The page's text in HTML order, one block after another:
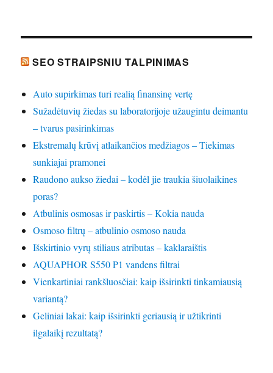
SEO STRAIPSNIU TALPINIMAS
Auto supirkimas turi realią finansinę vertę
Sužadėtuvių žiedas su laboratorijoje užaugintu deimantu
– tvarus pasirinkimas
Ekstremalų krūvį atlaikančios medžiagos – Tiekimas
sunkiajai pramonei
Raudono aukso žiedai – kodėl jie traukia šiuolaikines
poras?
Atbulinis osmosas ir paskirtis – Kokia nauda
Osmoso filtrų – atbulinio osmoso nauda
Išskirtinio vyrų stiliaus atributas – kaklaraištis
AQUAPHOR S550 P1 vandens filtrai
Vienkartiniai rankšluosčiai: kaip išsirinkti tinkamiausią
variantą?
Geliniai lakai: kaip išsirinkti geriausią ir užtikrinti
ilgalaikį rezultatą?